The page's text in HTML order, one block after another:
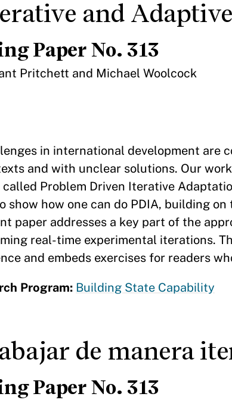
and
Paper No. 313
Pritchett and Michael Woolcock
in international development are
and with unclear solutions. Our
Problem Driven Iterative
show how one can do PDIA, building
paper addresses a key part of the
real-time experimental iterations.
and embeds exercises for readers
Program: Building State Capability
de manera
Paper No. 313